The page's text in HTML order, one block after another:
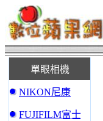
單眼相機
NIKON尼康
FUJIFILM富士